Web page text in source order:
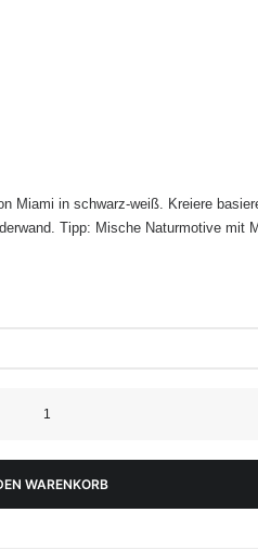
Miami in schwarz-weiß. Kreiere
Tipp: Mische Naturmotive mit
WARENKORB